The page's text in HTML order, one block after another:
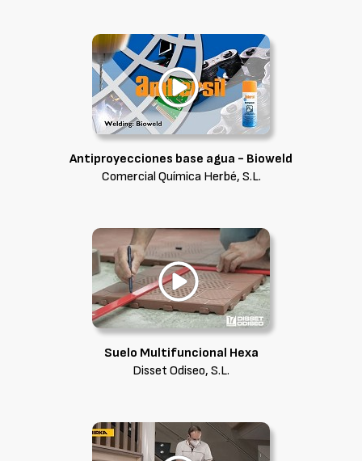
Antiproyecciones base agua - Bioweld
Comercial Química Herbé, S.L.
Suelo Multifuncional Hexa
Disset Odiseo, S.L.